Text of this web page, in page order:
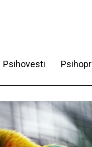
Psihovesti